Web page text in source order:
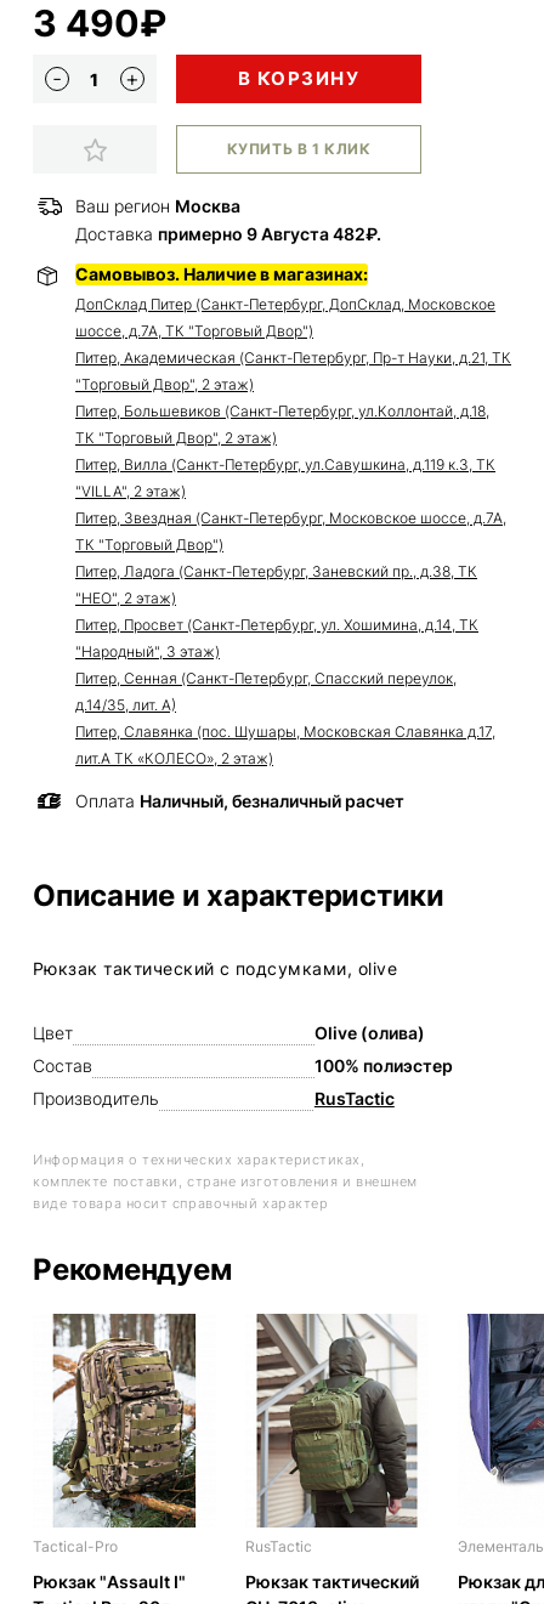
3 490₽
В КОРЗИНУ
КУПИТЬ В 1 КЛИК
Ваш регион Москва
Доставка примерно 9 Августа 482₽.
Самовывоз. Наличие в магазинах:
ДопСклад Питер (Санкт-Петербург, ДопСклад, Московское
шоссе, д.7А, ТК "Торговый Двор")
Питер, Академическая (Санкт-Петербург, Пр-т Науки, д.21, ТК
"Торговый Двор", 2 этаж)
Питер, Большевиков (Санкт-Петербург, ул.Коллонтай, д.18,
ТК "Торговый Двор", 2 этаж)
Питер, Вилла (Санкт-Петербург, ул.Савушкина, д.119 к.3, ТК
"VILLA", 2 этаж)
Питер, Звездная (Санкт-Петербург, Московское шоссе, д.7А,
ТК "Торговый Двор")
Питер, Ладога (Санкт-Петербург, Заневский пр., д.38, ТК
"НЕО", 2 этаж)
Питер, Просвет (Санкт-Петербург, ул. Хошимина, д.14, ТК
"Народный", 3 этаж)
Питер, Сенная (Санкт-Петербург, Спасский переулок,
д.14/35, лит. А)
Питер, Славянка (пос. Шушары, Московская Славянка д.17,
лит.А ТК «КОЛЕСО», 2 этаж)
Оплата Наличный, безналичный расчет
Описание и характеристики
Рюкзак тактический с подсумками, olive
Цвет
Olive (олива)
Состав
100% полиэстер
Производитель
RusTactic
Информация о технических характеристиках,
комплекте поставки, стране изготовления и внешнем
виде товара носит справочный характер
Рекомендуем
Tactical-Pro
Рюкзак "Assault I"
RusTactic
Рюкзак тактический
Элементаль
Рюкзак